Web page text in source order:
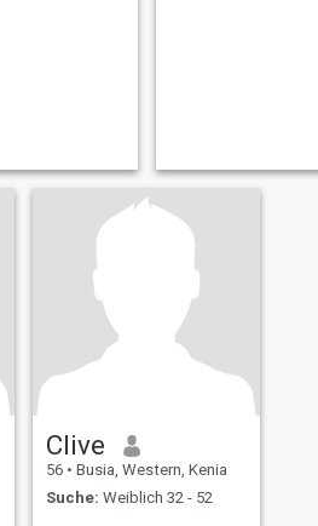
Clive
56 • Busia, Western, Kenia
Suche: Weiblich 32 - 52